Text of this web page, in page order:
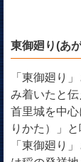
東御廻り(あ
「東御廻り
み着いたと伝
首里城を中
りかた）」
「東御廻り